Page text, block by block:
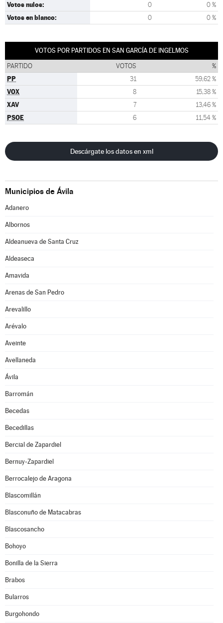
Votos nulos: 0 0 %
Votos en blanco: 0 0 %
VOTOS POR PARTIDOS EN SAN GARCÍA DE INGELMOS
PARTIDO VOTOS %
PP 31 59,62 %
VOX 8 15,38 %
XAV 7 13,46 %
PSOE 6 11,54 %
Descárgate los datos en xml
Municipios de Ávila
Adanero
Albornos
Aldeanueva de Santa Cruz
Aldeaseca
Amavida
Arenas de San Pedro
Arevalillo
Arévalo
Aveinte
Avellaneda
Ávila
Barromán
Becedas
Becedillas
Bercial de Zapardiel
Bernuy-Zapardiel
Berrocalejo de Aragona
Blascomillán
Blasconuño de Matacabras
Blascosancho
Bohoyo
Bonilla de la Sierra
Brabos
Bularros
Burgohondo